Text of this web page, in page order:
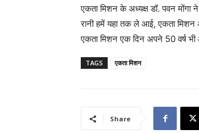
एकता मिशन के अध्यक्ष डॉ. पवन मोंगा
रानी हमें यहा तक ले आई, एकता
एकता मिशन एक दिन अपने 50 वर्ष
TAGS एकता मिशन
Share